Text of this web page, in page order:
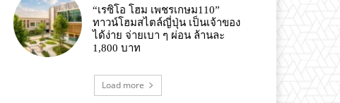
“เรซิโอ โฮม เพชรเกษม110”
ทาวน์โฮมสไตล์ญี่ปุ่น เป็นเจ้าของ
ได้ง่าย จ่ายเบา ๆ ผ่อน ล้านละ
1,800 บาท
Load more